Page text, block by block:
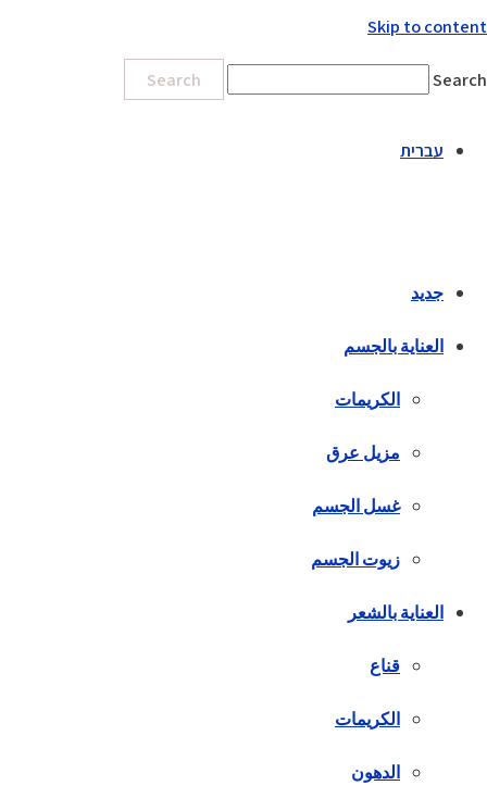
Skip to content
Search
Search
עברית
جديد
العناية بالجسم
الكريمات
مزيل عرق
غسل الجسم
زيوت الجسم
العناية بالشعر
قناع
الكريمات
الدهون